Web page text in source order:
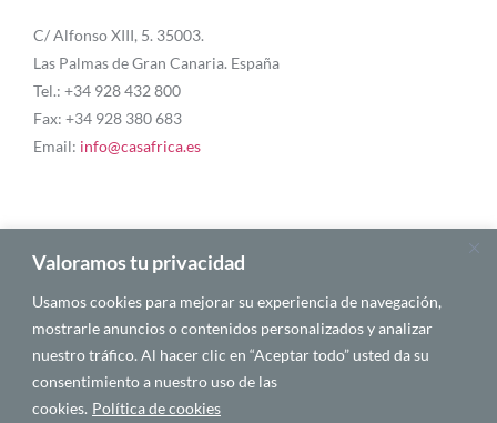
Valoramos tu privacidad
Usamos cookies para mejorar su experiencia de navegación,
mostrarle anuncios o contenidos personalizados y analizar
nuestro tráfico. Al hacer clic en “Aceptar todo” usted da su
consentimiento a nuestro uso de las
cookies. Política de cookies
C/ Alfonso XIII, 5. 35003.
Las Palmas de Gran Canaria. España
Tel.: +34 928 432 800
Fax: +34 928 380 683
Email: info@casafrica.es
Blog
About Us
Personalities
English